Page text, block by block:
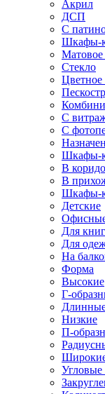
Акрил
ДСП
С
Шкафы-
Матовое
Стекло
Цветное
С
С
Шкафы-
В
В
Шкафы-
Детские
Для книг
Для
На
Форма
Высокие
Г-
Низкие
П-